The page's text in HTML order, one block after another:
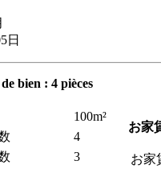
日
bien : 4 pièces
100m²
4
3
お家
お家